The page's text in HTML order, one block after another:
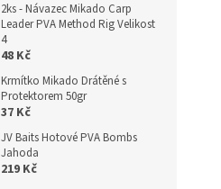
2ks - Návazec Mikado Carp
Leader PVA Method Rig Velikost
4
48 Kč
Krmítko Mikado Drátěné s
Protektorem 50gr
37 Kč
JV Baits Hotové PVA Bombs
Jahoda
219 Kč